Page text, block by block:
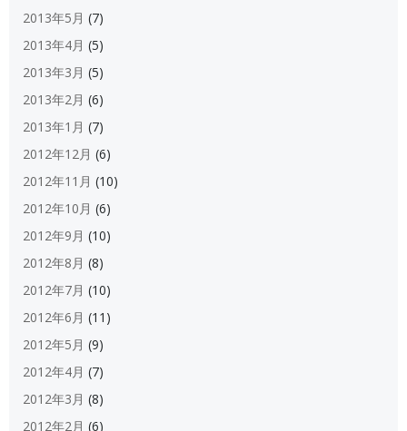
2013年5月 (7)
2013年4月 (5)
2013年3月 (5)
2013年2月 (6)
2013年1月 (7)
2012年12月 (6)
2012年11月 (10)
2012年10月 (6)
2012年9月 (10)
2012年8月 (8)
2012年7月 (10)
2012年6月 (11)
2012年5月 (9)
2012年4月 (7)
2012年3月 (8)
2012年2月 (6)